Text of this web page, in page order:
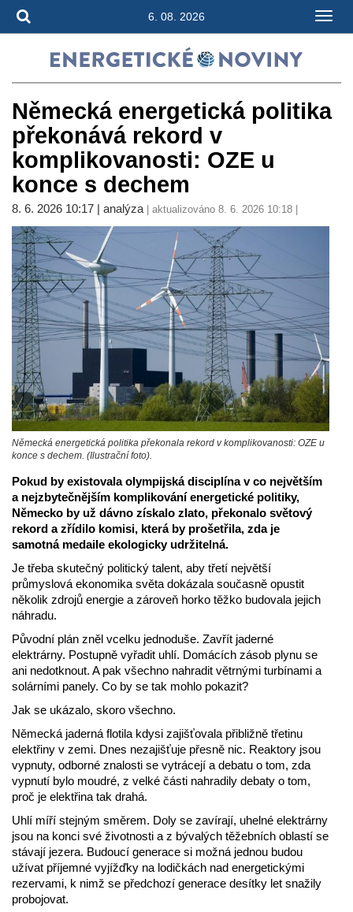
6. 08. 2026
Německá energetická politika
překonává rekord v
komplikovanosti: OZE u
konce s dechem
8. 6. 2026 10:17 | analýza| aktualizováno 8. 6. 2026 10:18 |
Německá energetická politika překonala rekord v komplikovanosti: OZE u
konce s dechem. (Ilustrační foto).
Pokud by existovala olympijská disciplína v co největším
a nejzbytečnějším komplikování energetické politiky,
Německo by už dávno získalo zlato, překonalo světový
rekord a zřídilo komisi, která by prošetřila, zda je
samotná medaile ekologicky udržitelná.
Je třeba skutečný politický talent, aby třetí největší
průmyslová ekonomika světa dokázala současně opustit
několik zdrojů energie a zároveň horko těžko budovala jejich
náhradu.
Původní plán zněl vcelku jednoduše. Zavřít jaderné
elektrárny. Postupně vyřadit uhlí. Domácích zásob plynu se
ani nedotknout. A pak všechno nahradit větrnými turbínami a
solárními panely. Co by se tak mohlo pokazit?
Jak se ukázalo, skoro všechno.
Německá jaderná flotila kdysi zajišťovala přibližně třetinu
elektřiny v zemi. Dnes nezajišťuje přesně nic. Reaktory jsou
vypnuty, odborné znalosti se vytrácejí a debatu o tom, zda
vypnutí bylo moudré, z velké části nahradily debaty o tom,
proč je elektřina tak drahá.
Uhlí míří stejným směrem. Doly se zavírají, uhelné elektrárny
jsou na konci své životnosti a z bývalých těžebních oblastí se
stávají jezera. Budoucí generace si možná jednou budou
užívat příjemné vyjížďky na lodičkách nad energetickými
rezervami, k nimž se předchozí generace desítky let snažily
probojovat.